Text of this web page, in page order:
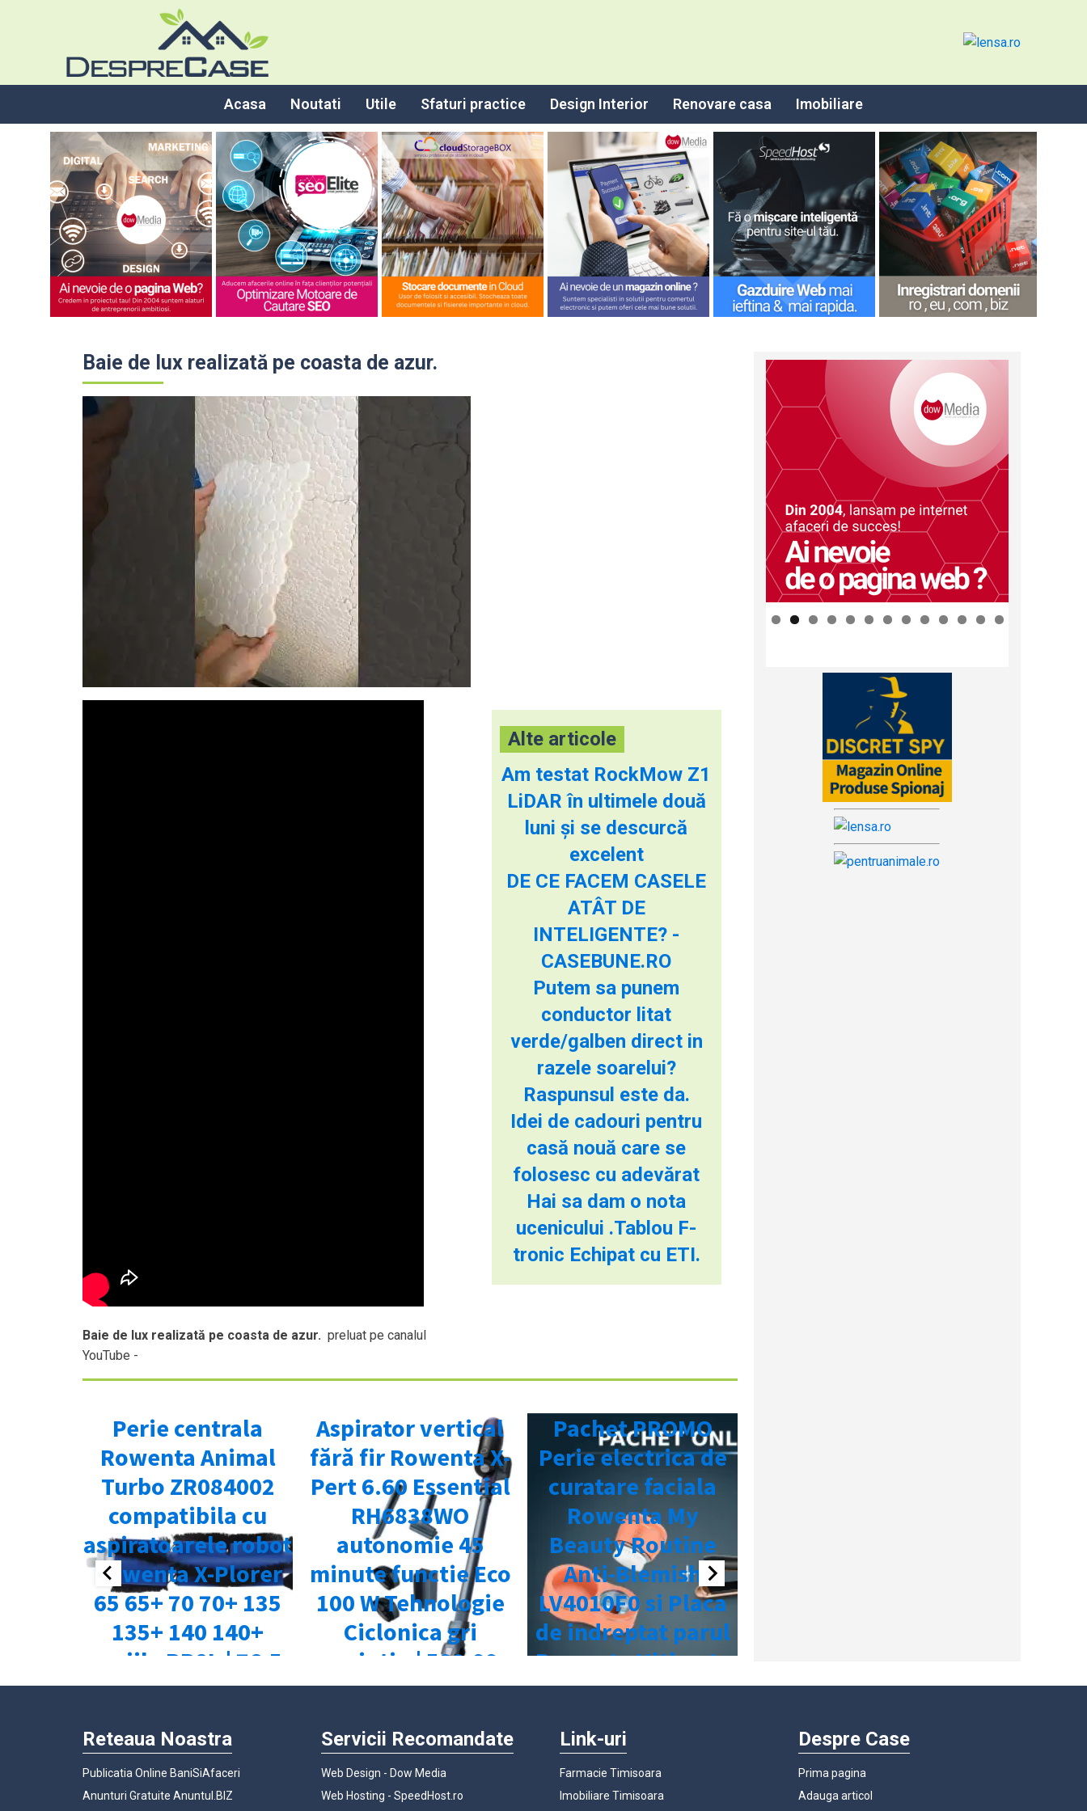
Acasa Noutati Utile Sfaturi practice Design Interior Renovare casa Imobiliare
Baie de lux realizată pe coasta de azur.
Baie de lux realizată pe coasta de azur. preluat pe canalul
YouTube -
Alte articole
Am testat RockMow Z1
LiDAR în ultimele două
luni și se descurcă
excelent
DE CE FACEM CASELE
ATÂT DE
INTELIGENTE? -
CASEBUNE.RO
Putem sa punem
conductor litat
verde/galben direct in
razele soarelui?
Raspunsul este da.
Idei de cadouri pentru
casă nouă care se
folosesc cu adevărat
Hai sa dam o nota
ucenicului .Tablou F-
tronic Echipat cu ETI.
Reteaua Noastra
Publicatia Online BaniSiAfaceri
Anunturi Gratuite Anuntul.BIZ
Servicii Recomandate
Web Design - Dow Media
Web Hosting - SpeedHost.ro
Link-uri
Farmacie Timisoara
Imobiliare Timisoara
Despre Case
Prima pagina
Adauga articol